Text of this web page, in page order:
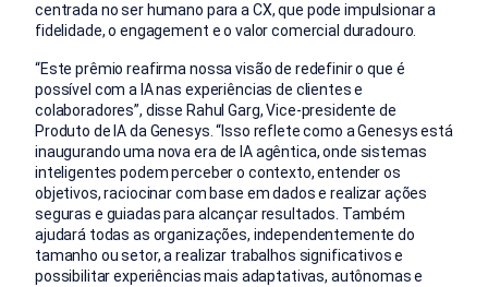
centrada no ser humano para a CX, que pode impulsionar a
fidelidade, o engagement e o valor comercial duradouro.
“Este prêmio reafirma nossa visão de redefinir o que é
possível com a IA nas experiências de clientes e
colaboradores”, disse Rahul Garg, Vice-presidente de
Produto de IA da Genesys. “Isso reflete como a Genesys está
inaugurando uma nova era de IA agêntica, onde sistemas
inteligentes podem perceber o contexto, entender os
objetivos, raciocinar com base em dados e realizar ações
seguras e guiadas para alcançar resultados. Também
ajudará todas as organizações, independentemente do
tamanho ou setor, a realizar trabalhos significativos e
possibilitar experiências mais adaptativas, autônomas e